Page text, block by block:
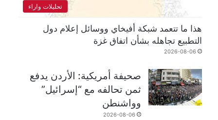
تحليلات واراء
هذا ما تتعمد شبكة أفيخاي ووسائل إعلام دول
التطبيع تجاهله بشأن اتفاق غزة
2026-08-06
صحيفة أمريكية: الأردن يدفع
ثمن تحالفه مع “إسرائيل”
وواشنطن
2026-08-06